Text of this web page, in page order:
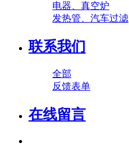
电器、真空炉
发热管、汽车过滤
联系我们
全部
反馈表单
在线留言